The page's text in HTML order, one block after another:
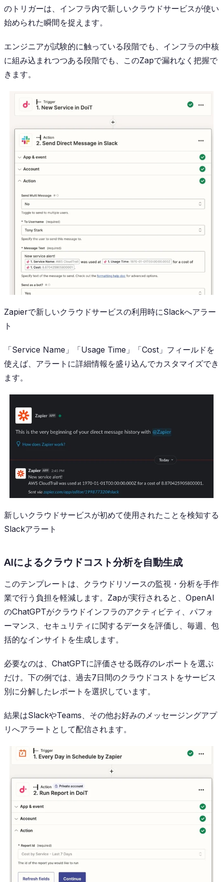
のトリガーは、インフラ内で新しいクラウドサービスが使い
始められた瞬間を捉えます。
エンジニアが試験的に触っている段階でも、インフラの中核
に組み込まれつつある段階でも、このZapで漏れなく把握で
きます。
Zapierで新しいクラウドサービスの利用時にSlackへアラー
ト
「Service Name」「Usage Time」「Cost」フィールドを
使えば、アラートに詳細情報を盛り込んでカスタマイズでき
ます。
新しいクラウドサービスが初めて使用されたことを検知する
Slackアラート
AIによるクラウドコスト分析を自動生成
このテンプレートは、クラウドリソースの監視・分析を手作
業で行う負担を軽減します。Zapが実行されると、OpenAI
のChatGPTがクラウドインフラのアクティビティ、パフォ
ーマンス、セキュリティに関するデータを評価し、毎週、包
括的なインサイトを生成します。
必要なのは、ChatGPTに評価させる既存のレポートを選ぶ
だけ。下の例では、過去7日間のクラウドコストをサービス
別に分解したレポートを選択しています。
結果はSlackやTeams、その他お好みのメッセージングアプ
リへアラートとして配信されます。